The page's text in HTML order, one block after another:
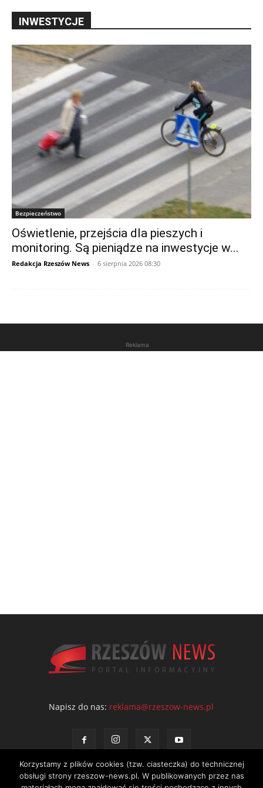
INWESTYCJE
Bezpieczeństwo
Oświetlenie, przejścia dla pieszych i
monitoring. Są pieniądze na inwestycje w...
Redakcja Rzeszów News - 6 sierpnia 2026 08:30
Reklama
Napisz do nas: reklama@rzeszow-news.pl
Korzystamy z plików cookies (tzw. ciasteczka) do technicznej
obsługi strony rzeszow-news.pl. W publikowanych przez nas